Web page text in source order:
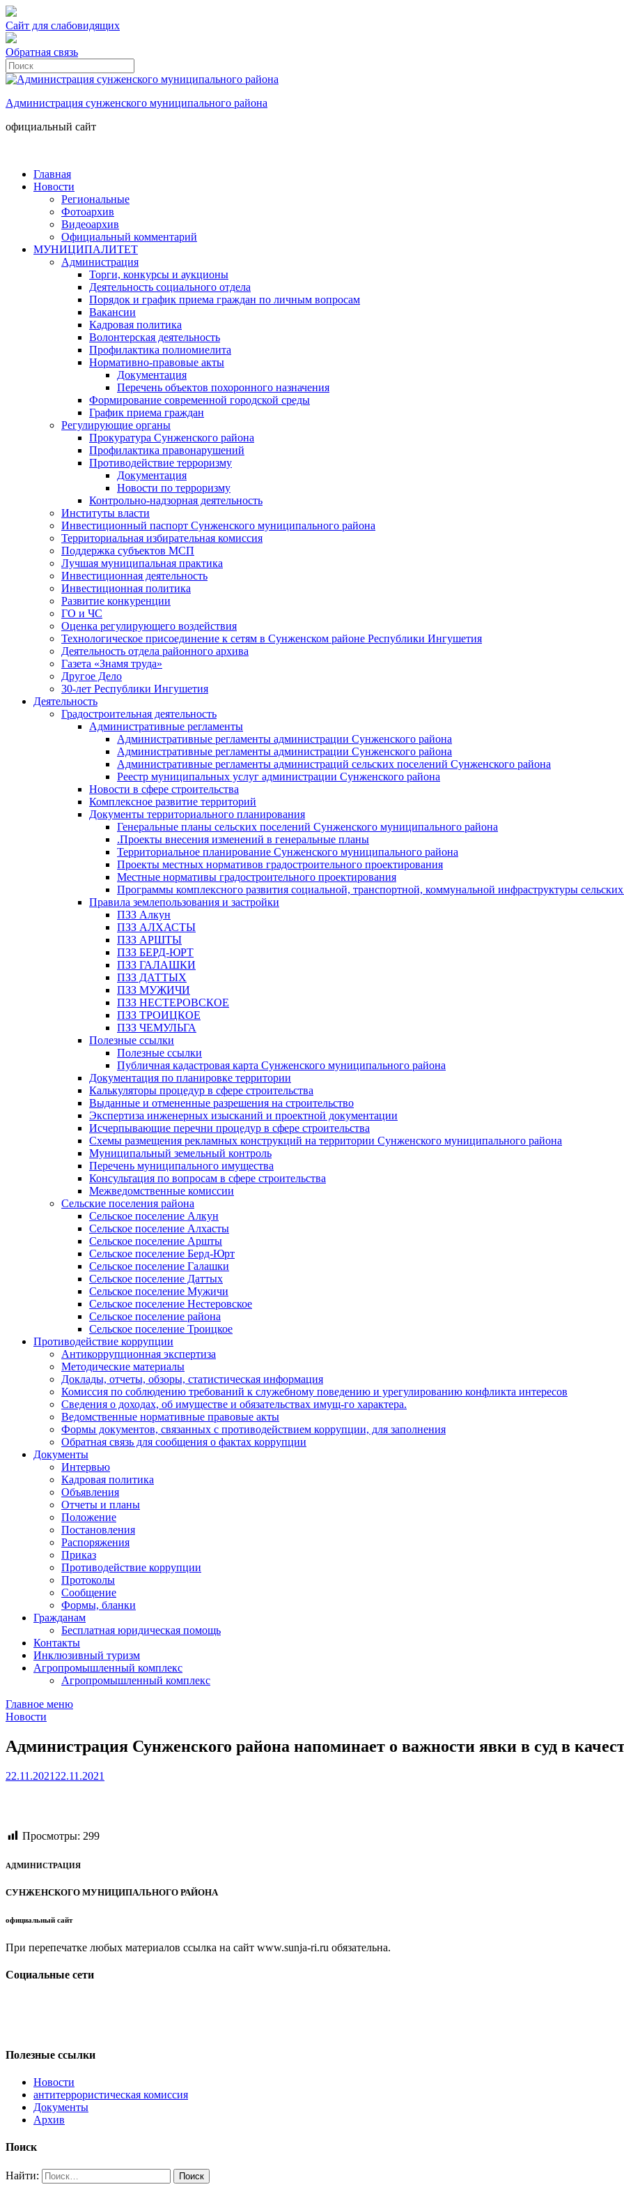
Сайт для слабовидящих
Обратная связь
Администрация сунженского муниципального района
официальный сайт
Главная
Новости
Региональные
Фотоархив
Видеоархив
Официальный комментарий
МУНИЦИПАЛИТЕТ
Администрация
Торги, конкурсы и аукционы
Деятельность социального отдела
Порядок и график приема граждан по личным вопросам
Вакансии
Кадровая политика
Волонтерская деятельность
Профилактика полиомиелита
Нормативно-правовые акты
Документация
Перечень объектов похоронного назначения
Формирование современной городской среды
График приема граждан
Регулирующие органы
Прокуратура Сунженского района
Профилактика правонарушений
Противодействие терроризму
Документация
Новости по терроризму
Контрольно-надзорная деятельность
Институты власти
Инвестиционный паспорт Сунженского муниципального района
Территориальная избирательная комиссия
Поддержка субъектов МСП
Лучшая муниципальная практика
Инвестиционная деятельность
Инвестиционная политика
Развитие конкуренции
ГО и ЧС
Оценка регулирующего воздействия
Технологическое присоединение к сетям в Сунженском районе Республики Ингушетия
Деятельность отдела районного архива
Газета «Знамя труда»
Другое Дело
30-лет Республики Ингушетия
Деятельность
Градостроительная деятельность
Административные регламенты
Административные регламенты администрации Сунженского района
Административные регламенты администрации Сунженского района
Административные регламенты администраций сельских поселений Сунженского района
Реестр муниципальных услуг администрации Сунженского района
Новости в сфере строительства
Комплексное развитие территорий
Документы территориального планирования
Генеральные планы сельских поселений Сунженского муниципального района
.Проекты внесения изменений в генеральные планы
Территориальное планирование Сунженского муниципального района
Проекты местных нормативов градостроительного проектирования
Местные нормативы градостроительного проектирования
Программы комплексного развития социальной, транспортной, коммунальной инфраструктуры
Правила землепользования и застройки
ПЗЗ Алкун
ПЗЗ АЛХАСТЫ
ПЗЗ АРШТЫ
ПЗЗ БЕРД-ЮРТ
ПЗЗ ГАЛАШКИ
ПЗЗ ДАТТЫХ
ПЗЗ МУЖИЧИ
ПЗЗ НЕСТЕРОВСКОЕ
ПЗЗ ТРОИЦКОЕ
ПЗЗ ЧЕМУЛЬГА
Полезные ссылки
Полезные ссылки
Публичная кадастровая карта Сунженского муниципального района
Документация по планировке территории
Калькуляторы процедур в сфере строительства
Выданные и отмененные разрешения на строительство
Экспертиза инженерных изысканий и проектной документации
Исчерпывающие перечни процедур в сфере строительства
Схемы размещения рекламных конструкций на территории Сунженского муниципального района
Муниципальный земельный контроль
Перечень муниципального имущества
Консультация по вопросам в сфере строительства
Межведомственные комиссии
Сельские поселения района
Сельское поселение Алкун
Сельское поселение Алхасты
Сельское поселение Аршты
Сельское поселение Берд-Юрт
Сельское поселение Галашки
Сельское поселение Даттых
Сельское поселение Мужичи
Сельское поселение Нестеровское
Сельское поселение района
Сельское поселение Троицкое
Противодействие коррупции
Антикоррупционная экспертиза
Методические материалы
Доклады, отчеты, обзоры, статистическая информация
Комиссия по соблюдению требований к служебному поведению и урегулированию конфликта интересов
Сведения о доходах, об имуществе и обязательствах имущ-го характера.
Ведомственные нормативные правовые акты
Формы документов, связанных с противодействием коррупции, для заполнения
Обратная связь для сообщения о фактах коррупции
Документы
Интервью
Кадровая политика
Объявления
Отчеты и планы
Положение
Постановления
Распоряжения
Приказ
Противодействие коррупции
Протоколы
Сообщение
Формы, бланки
Гражданам
Бесплатная юридическая помощь
Контакты
Инклюзивный туризм
Агропромышленный комплекс
Агропромышленный комплекс
Главное меню
Новости
Администрация Сунженского района напоминает о важности явки в суд в
22.11.2021 22.11.2021
Просмотры: 299
АДМИНИСТРАЦИЯ
СУНЖЕНСКОГО МУНИЦИПАЛЬНОГО РАЙОНА
официальный сайт
При перепечатке любых материалов ссылка на сайт www.sunja-ri.ru обязательна.
Социальные сети
Полезные ссылки
Новости
антитеррористическая комиссия
Документы
Архив
Поиск
Найти: